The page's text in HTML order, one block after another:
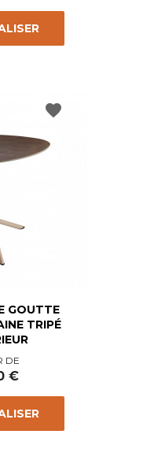
GOUTTE
TRIPÉ
DE
€
favorite